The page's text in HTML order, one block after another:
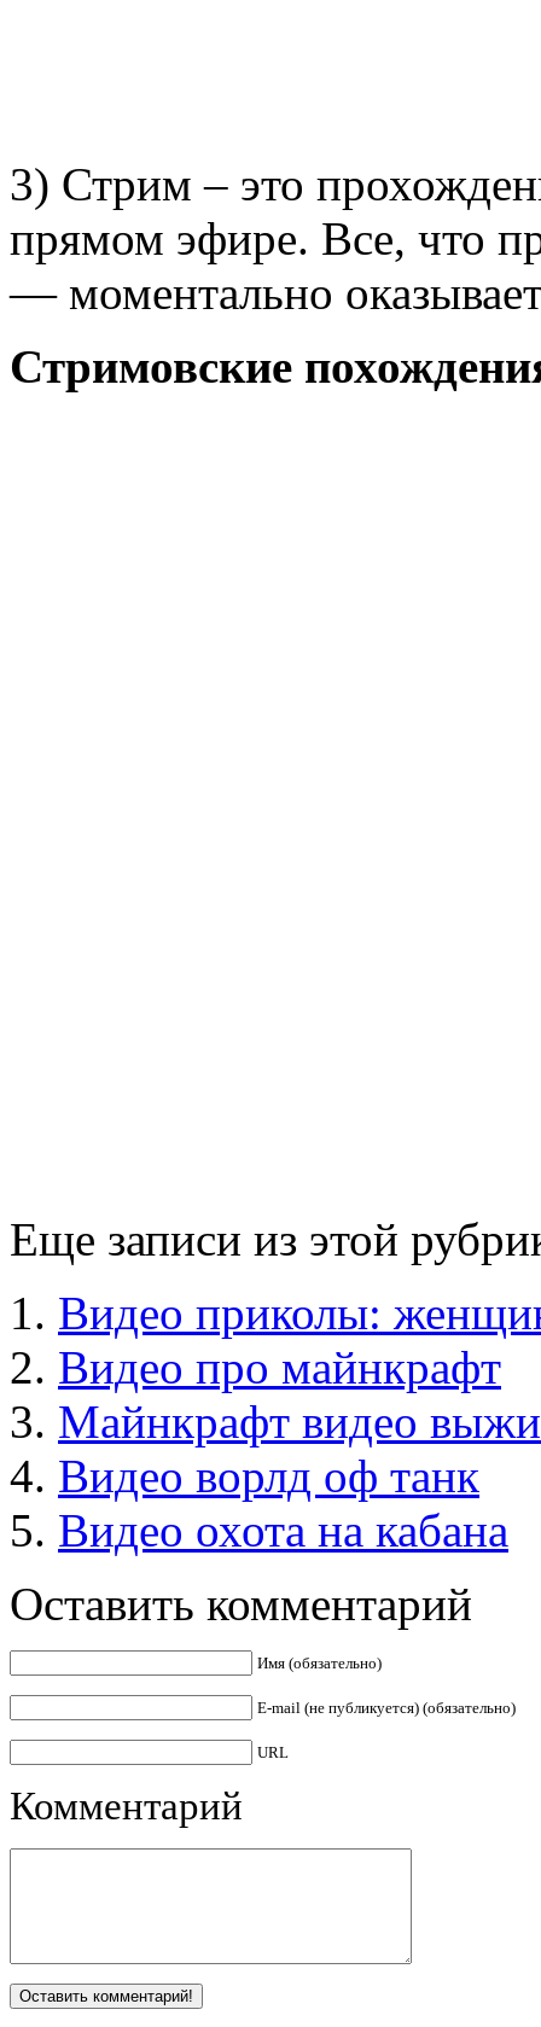
3) Стрим – это
прямом эфире. Все, что
— моментально
Стримовские
Еще записи из этой
Видео приколы:
Видео про майнкрафт
Майнкрафт видео
Видео ворлд оф танк
Видео охота на кабана
Оставить комментарий
Имя (обязательно)
E-mail (не публикуется) (обязательно)
URL
Комментарий